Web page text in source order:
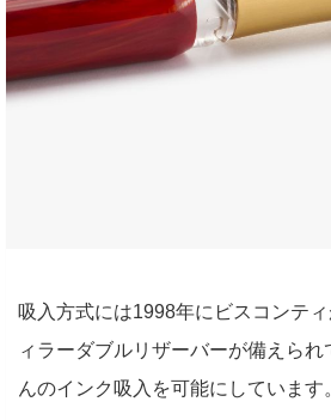
吸入方式には1998年にビスコンテ
ィラーダブルリザーバーが備えられ
んのインク吸入を可能にしています